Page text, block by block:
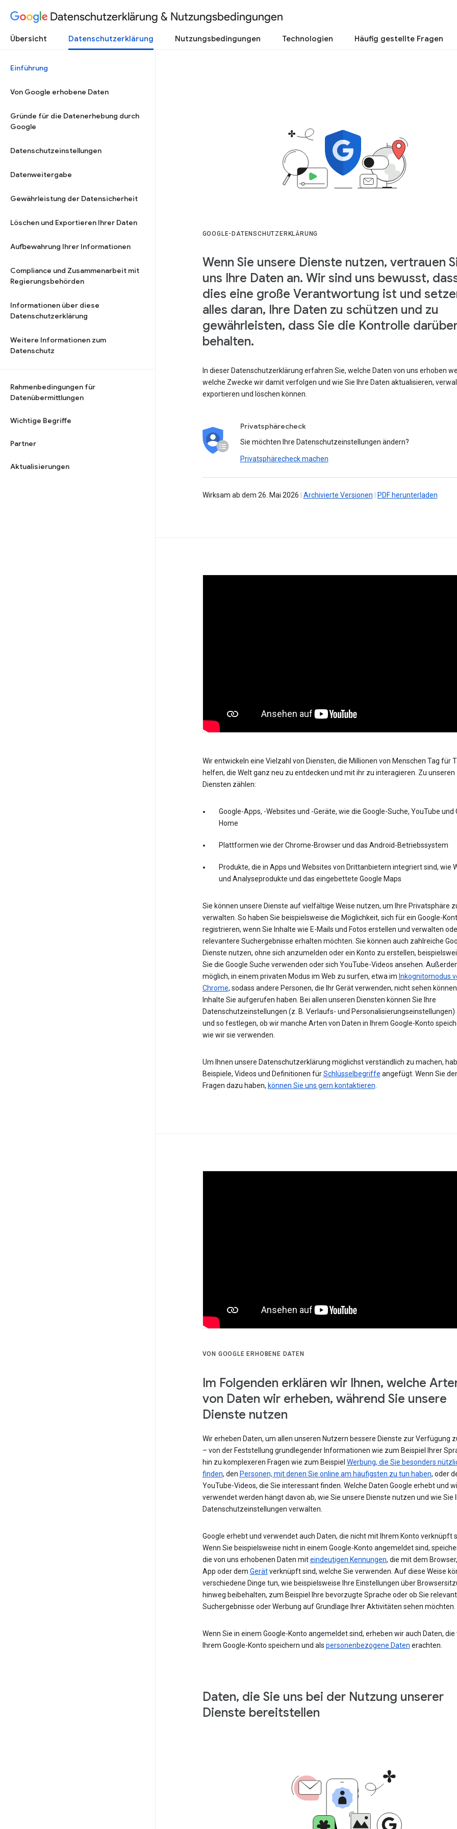
Datenschutzerklärung & Nutzungsbedingungen
Übersicht Datenschutzerklärung Nutzungsbedingungen Technologien Häufig gestellte Fragen
Einführung
Von Google erhobene Daten
Gründe für die Datenerhebung durch
Google
Datenschutzeinstellungen
Datenweitergabe
Gewährleistung der Datensicherheit
Löschen und Exportieren Ihrer Daten
Aufbewahrung Ihrer Informationen
Compliance und Zusammenarbeit mit
Regierungsbehörden
Informationen über diese
Datenschutzerklärung
Weitere Informationen zum
Datenschutz
Rahmenbedingungen für
Datenübermittlungen
Wichtige Begriffe
Partner
Aktualisierungen
GOOGLE-DATENSCHUTZERKLÄRUNG
Wenn Sie unsere Dienste nutzen, vertrauen
uns Ihre Daten an. Wir sind uns bewusst,
dies eine große Verantwortung ist und
alles daran, Ihre Daten zu schützen und zu
gewährleisten, dass Sie die Kontrolle
behalten.
In dieser Datenschutzerklärung erfahren Sie, welche Daten von uns erhoben
welche Zwecke wir damit verfolgen und wie Sie Ihre Daten aktualisieren,
exportieren und löschen können.
Privatsphärecheck
Sie möchten Ihre Datenschutzeinstellungen ändern?
Privatsphärecheck machen
Wirksam ab dem 26. Mai 2026 Archivierte Versionen PDF herunterladen
Wir entwickeln eine Vielzahl von Diensten, die Millionen von Menschen Tag für
helfen, die Welt ganz neu zu entdecken und mit ihr zu interagieren. Zu unseren
Diensten zählen:
Google-Apps, -Websites und -Geräte, wie die Google-Suche, YouTube und
Home
Plattformen wie der Chrome-Browser und das Android-Betriebssystem
Produkte, die in Apps und Websites von Drittanbietern integriert sind, wie
und Analyseprodukte und das eingebettete Google Maps
Sie können unsere Dienste auf vielfältige Weise nutzen, um Ihre Privatsphäre
verwalten. So haben Sie beispielsweise die Möglichkeit, sich für ein Google-
registrieren, wenn Sie Inhalte wie E-Mails und Fotos erstellen und verwalten
relevantere Suchergebnisse erhalten möchten. Sie können auch zahlreiche
Dienste nutzen, ohne sich anzumelden oder ein Konto zu erstellen,
Sie die Google Suche verwenden oder sich YouTube-Videos ansehen.
möglich, in einem privaten Modus im Web zu surfen, etwa im Inkognitomodus
Chrome, sodass andere Personen, die Ihr Gerät verwenden, nicht sehen
Inhalte Sie aufgerufen haben. Bei allen unseren Diensten können Sie Ihre
Datenschutzeinstellungen (z. B. Verlaufs- und Personalisierungseinstellungen)
und so festlegen, ob wir manche Arten von Daten in Ihrem Google-Konto
wie wir sie verwenden.
Um Ihnen unsere Datenschutzerklärung möglichst verständlich zu machen,
Beispiele, Videos und Definitionen fürSchlüsselbegriffe angefügt. Wenn Sie
Fragen dazu haben, können Sie uns gern kontaktieren.
VON GOOGLE ERHOBENE DATEN
Im Folgenden erklären wir Ihnen, welche
von Daten wir erheben, während Sie unsere
Dienste nutzen
Wir erheben Daten, um allen unseren Nutzern bessere Dienste zur Verfügung
– von der Feststellung grundlegender Informationen wie zum Beispiel Ihrer
hin zu komplexeren Fragen wie zum Beispiel Werbung, die Sie besonders
finden, den Personen, mit denen Sie online am häufigsten zu tun haben, oder
YouTube-Videos, die Sie interessant finden. Welche Daten Google erhebt und
verwendet werden hängt davon ab, wie Sie unsere Dienste nutzen und wie Sie
Datenschutzeinstellungen verwalten.
Google erhebt und verwendet auch Daten, die nicht mit Ihrem Konto verknüpft
Wenn Sie beispielsweise nicht in einem Google-Konto angemeldet sind,
die von uns erhobenen Daten miteindeutigen Kennungen, die mit dem
App oder dem Gerätverknüpft sind, welche Sie verwenden. Auf diese Weise
verschiedene Dinge tun, wie beispielsweise Ihre Einstellungen über
hinweg beibehalten, zum Beispiel Ihre bevorzugte Sprache oder ob Sie
Suchergebnisse oder Werbung auf Grundlage Ihrer Aktivitäten sehen möchten.
Wenn Sie in einem Google-Konto angemeldet sind, erheben wir auch Daten, die
Ihrem Google-Konto speichern und als personenbezogene Daten erachten.
Daten, die Sie uns bei der Nutzung unserer
Dienste bereitstellen